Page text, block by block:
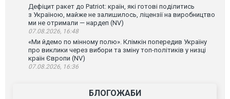
Дефіцит ракет до Patriot: країн, які готові поділитись
з Україною, майже не залишилось, ліцензії на виробництво
ми не отримали — нардеп (NV)
07.08.2026, 16:48
«Ми йдемо по мінному полю». Клімкін попередив Україну
про виклики через вибори та зміну топ-політиків у низці
країн Європи (NV)
07.08.2026, 16:36
БЛОГОЖАБИ